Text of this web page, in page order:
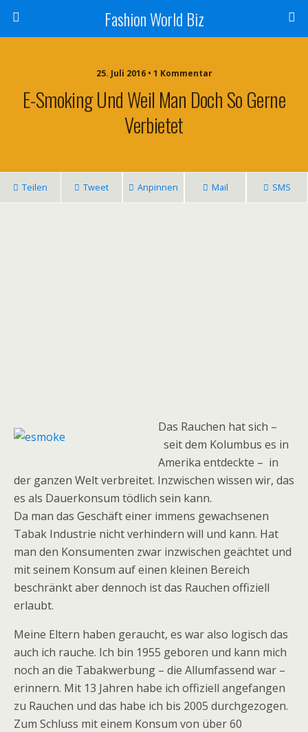
Fashion World Biz
25. Juli 2016 • 1 Kommentar
E-Smoking Und Weil Man Doch So Gerne
Verbietet
Teilen Tweet Anpinnen Mail SMS
Das Rauchen hat sich –
seit dem Kolumbus es in
Amerika entdeckte – in
der ganzen Welt verbreitet. Inzwischen wissen wir, das
es als Dauerkonsum tödlich sein kann.
Da man das Geschäft einer immens gewachsenen
Tabak Industrie nicht verhindern will und kann. Hat
man den Konsumenten zwar inzwischen geächtet und
mit seinem Konsum auf einen kleinen Bereich
beschränkt aber dennoch ist das Rauchen offiziell
erlaubt.
Meine Eltern haben geraucht, es war also logisch das
auch ich rauche. Ich bin 1955 geboren und kann mich
noch an die Tabakwerbung – die Allumfassend war –
erinnern. Mit 13 Jahren habe ich offiziell angefangen
zu Rauchen und das habe ich bis 2005 durchgezogen.
Zum Schluss mit einem Konsum von über 60